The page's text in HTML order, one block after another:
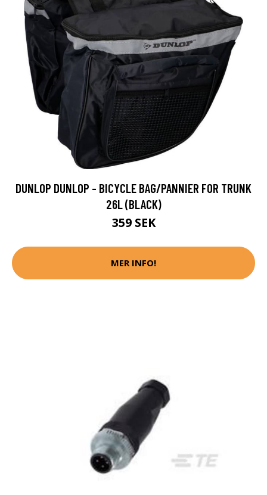
DUNLOP DUNLOP - BICYCLE BAG/PANNIER FOR TRUNK
26L (BLACK)
359 SEK
MER INFO!